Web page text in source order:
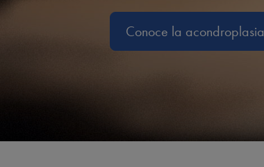
Conoce la acondroplasia